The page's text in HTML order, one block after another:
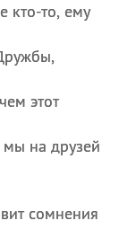
кто-то, ему
этот
на друзей
сомнения